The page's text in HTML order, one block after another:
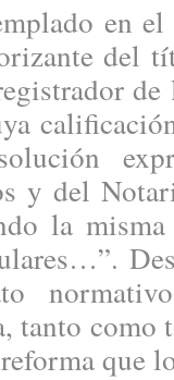
en el
del
y del
la
tanto como
que